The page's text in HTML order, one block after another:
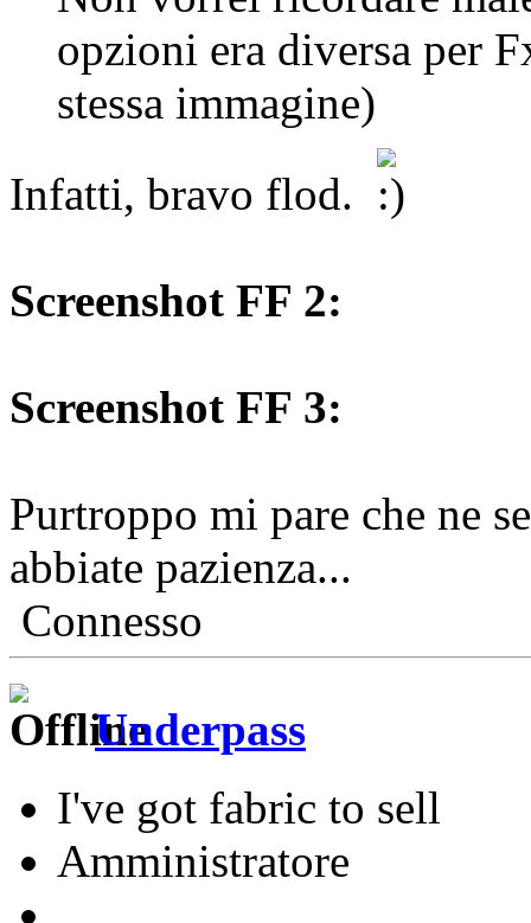
opzioni era diversa per
stessa immagine)
Infatti, bravo flod.
Screenshot FF 2:
Screenshot FF 3:
Purtroppo mi pare che ne
abbiate pazienza...
Connesso
Underpass
I've got fabric to sell
Amministratore